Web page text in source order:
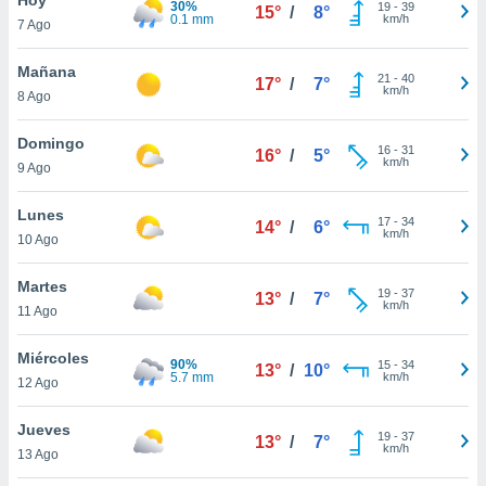
y
en
más
de
7 Ago
30%
0.1 mm
15° / 8° 19- 39
km/h
Mañana
8 Ago
17° / 7° 21 - 40
km/h
Domingo
9 Ago
16° / 5° 16- 31
km/h
Lunes
10 Ago
14° / 6° 17- 34
km/h
Martes
11 Ago
13° / 7° 19- 37
km/h
Miércoles
12 Ago
90%
5.7 mm
13° / 10° 15- 34
km/h
Jueves
13 Ago
13° / 7° 19- 37
km/h